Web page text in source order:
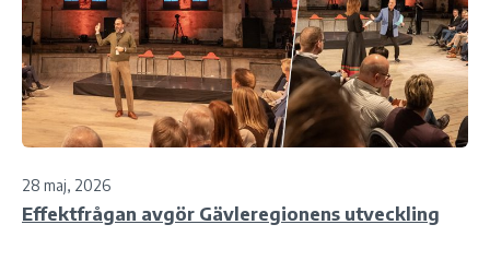
28 maj, 2026
Effektfrågan avgör Gävleregionens utveckling